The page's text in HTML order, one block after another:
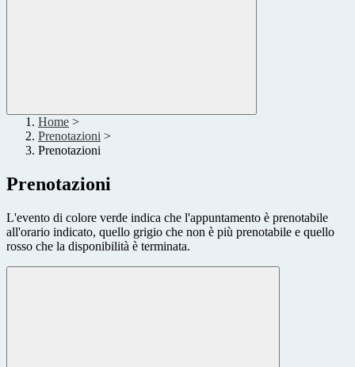
Home >
Prenotazioni >
Prenotazioni
Prenotazioni
L'evento di colore verde indica che l'appuntamento è prenotabile
all'orario indicato, quello grigio che non è più prenotabile e quello
rosso che la disponibilità è terminata.